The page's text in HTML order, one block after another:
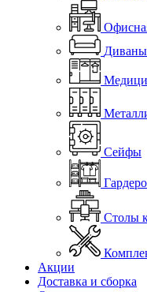
Сейфы
Столы
Акции
Доставка и сборка